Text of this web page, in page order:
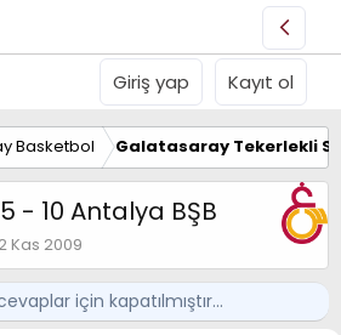
Giriş yap Kayıt ol
Basketbol Galatasaray Tekerlekli
- 10 Antalya BŞB
Kas 2009
için kapatılmıştır...